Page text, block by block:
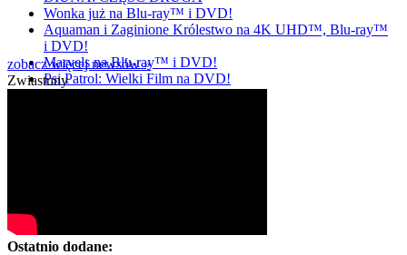
Wonka już na Blu-ray™ i DVD!
Aquaman i Zaginione Królestwo na 4K UHD™, Blu-ray™
i DVD!
Marvels na Blu-ray™ i DVD!
Psi Patrol: Wielki Film na DVD!
zobacz więcej newsów »
Zwiastuny
Ostatnio dodane: